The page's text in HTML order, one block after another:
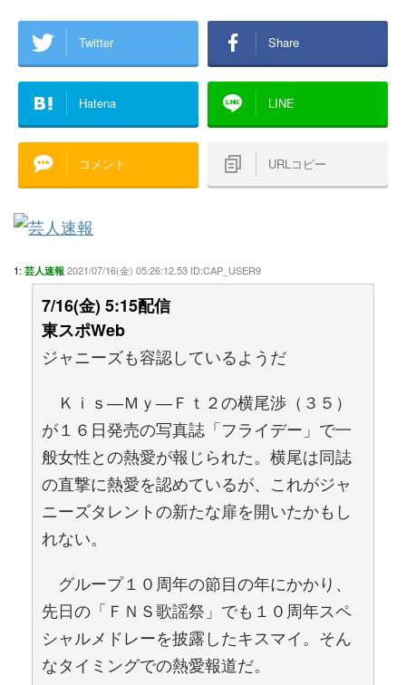
Twitter Share
Hatena LINE
コメント URLコピー
1: 芸人速報 2021/07/16(金) 05:26:12.53 ID:CAP_USER9
7/16(金) 5:15配信
東スポWeb
ジャニーズも容認しているようだ
Ｋｉｓ―Ｍｙ―Ｆｔ２の横尾渉（３５）
が１６日発売の写真誌「フライデー」で一
般女性との熱愛が報じられた。横尾は同誌
の直撃に熱愛を認めているが、これがジャ
ニーズタレントの新たな扉を開いたかもし
れない。
グループ１０周年の節目の年にかかり、
先日の「ＦＮＳ歌謡祭」でも１０周年スペ
シャルメドレーを披露したキスマイ。そん
なタイミングでの熱愛報道だ。